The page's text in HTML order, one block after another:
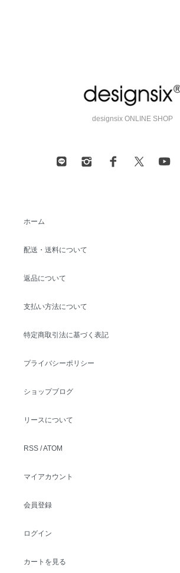
designsix ONLINE SHOP
ホーム
配送・送料について
返品について
支払い方法について
特定商取引法に基づく表記
プライバシーポリシー
ショップブログ
リースについて
RSS /ATOM
マイアカウント
会員登録
ログイン
カートを見る